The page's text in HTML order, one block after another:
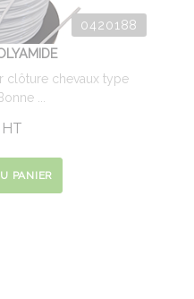
0420188
clôture chevaux type
...
PANIER